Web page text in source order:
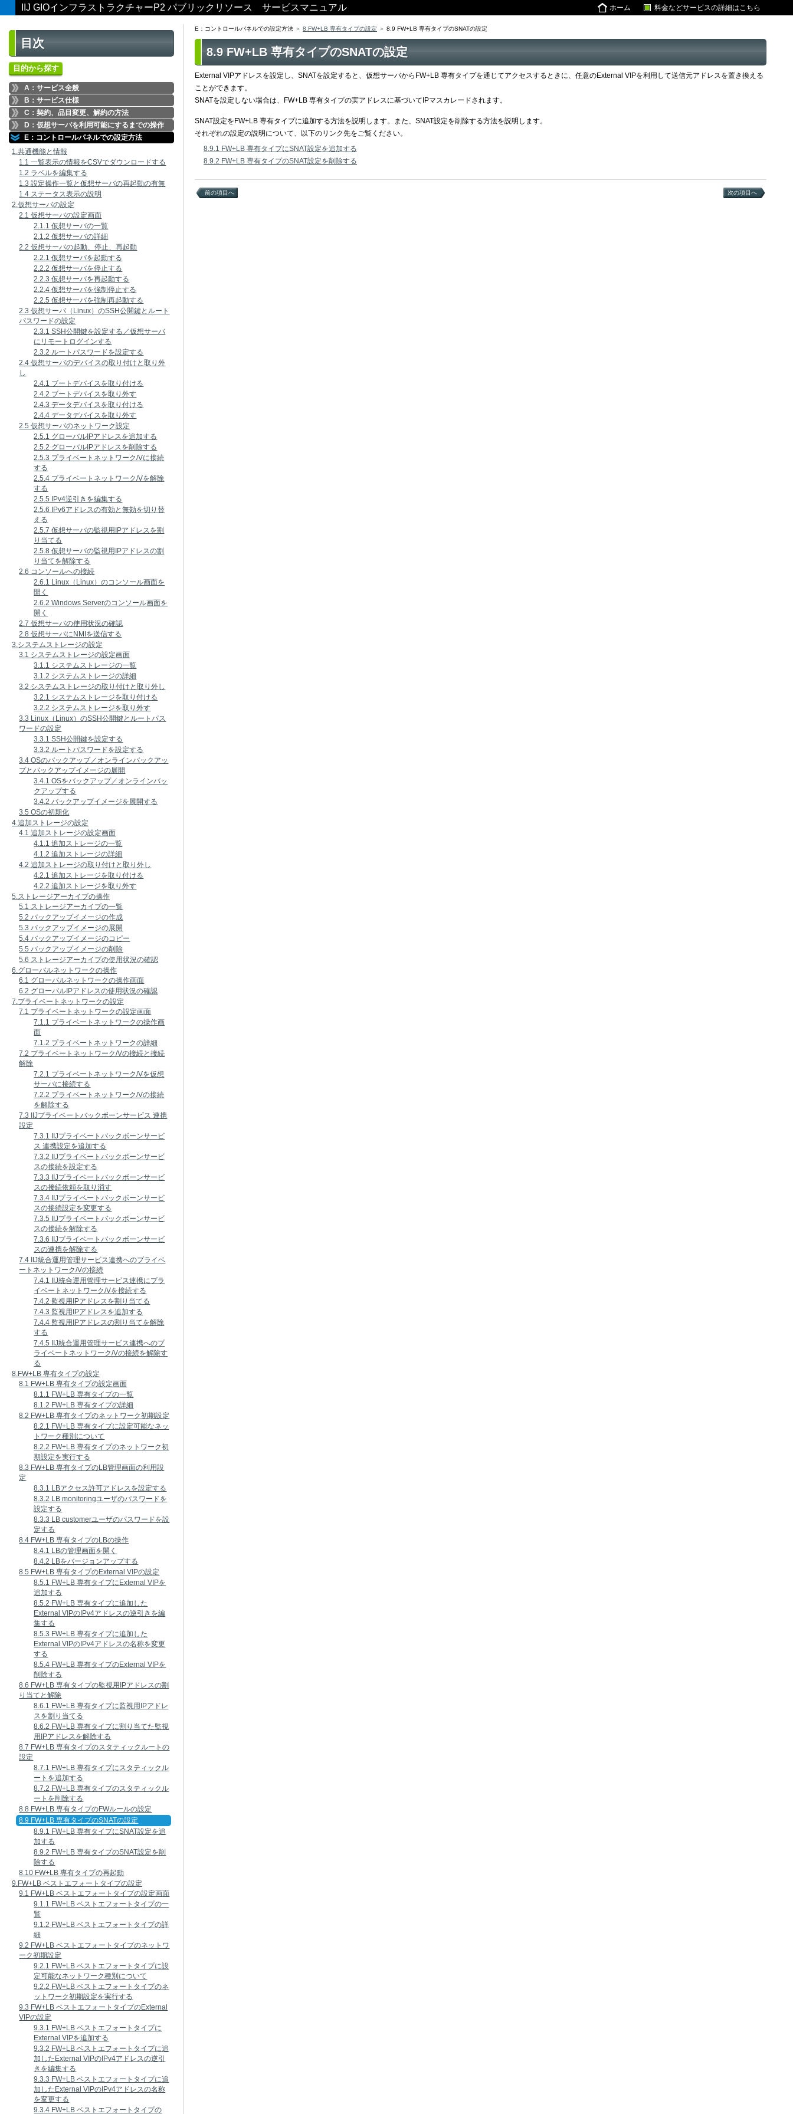
IIJ GIOインフラストラクチャーP2 パブリックリソース サービスマニュアル 料金などサービスの詳細はこちら
ホーム
目次
目的から探す
A：サービス全般
B：サービス仕様
C：契約、品目変更、解約の方法
D：仮想サーバを利用可能にするまでの操作
E：コントロールパネルでの設定方法
1.共通機能と情報
1.1 一覧表示の情報をCSVでダウンロードする
1.2 ラベルを編集する
1.3 設定操作一覧と仮想サーバの再起動の有無
1.4 ステータス表示の説明
2.仮想サーバの設定
2.1 仮想サーバの設定画面
2.1.1 仮想サーバの一覧
2.1.2 仮想サーバの詳細
2.2 仮想サーバの起動、停止、再起動
2.2.1 仮想サーバを起動する
2.2.2 仮想サーバを停止する
2.2.3 仮想サーバを再起動する
2.2.4 仮想サーバを強制停止する
2.2.5 仮想サーバを強制再起動する
2.3 仮想サーバ（Linux）のSSH公開鍵とルート
パスワードの設定
2.3.1 SSH公開鍵を設定する／仮想サーバ
にリモートログインする
2.3.2 ルートパスワードを設定する
2.4 仮想サーバのデバイスの取り付けと取り外
し
2.4.1 ブートデバイスを取り付ける
2.4.2 ブートデバイスを取り外す
2.4.3 データデバイスを取り付ける
2.4.4 データデバイスを取り外す
2.5 仮想サーバのネットワーク設定
2.5.1 グローバルIPアドレスを追加する
2.5.2 グローバルIPアドレスを削除する
2.5.3 プライベートネットワーク/Vに接続
する
2.5.4 プライベートネットワーク/Vを解除
する
2.5.5 IPv4逆引きを編集する
2.5.6 IPv6アドレスの有効と無効を切り替
える
2.5.7 仮想サーバの監視用IPアドレスを割
り当てる
2.5.8 仮想サーバの監視用IPアドレスの割
り当てを解除する
2.6 コンソールへの接続
2.6.1 Linux（Linux）のコンソール画面を
開く
2.6.2 Windows Serverのコンソール画面を
開く
2.7 仮想サーバの使用状況の確認
2.8 仮想サーバにNMIを送信する
3.システムストレージの設定
3.1 システムストレージの設定画面
3.1.1 システムストレージの一覧
3.1.2 システムストレージの詳細
3.2 システムストレージの取り付けと取り外し
3.2.1 システムストレージを取り付ける
3.2.2 システムストレージを取り外す
3.3 Linux（Linux）のSSH公開鍵とルートパス
ワードの設定
3.3.1 SSH公開鍵を設定する
3.3.2 ルートパスワードを設定する
3.4 OSのバックアップ／オンラインバックアッ
プとバックアップイメージの展開
3.4.1 OSをバックアップ／オンラインバッ
クアップする
3.4.2 バックアップイメージを展開する
3.5 OSの初期化
4.追加ストレージの設定
4.1 追加ストレージの設定画面
4.1.1 追加ストレージの一覧
4.1.2 追加ストレージの詳細
4.2 追加ストレージの取り付けと取り外し
4.2.1 追加ストレージを取り付ける
4.2.2 追加ストレージを取り外す
5.ストレージアーカイブの操作
5.1 ストレージアーカイブの一覧
5.2 バックアップイメージの作成
5.3 バックアップイメージの展開
5.4 バックアップイメージのコピー
5.5 バックアップイメージの削除
5.6 ストレージアーカイブの使用状況の確認
6.グローバルネットワークの操作
6.1 グローバルネットワークの操作画面
6.2 グローバルIPアドレスの使用状況の確認
7.プライベートネットワークの設定
7.1 プライベートネットワークの設定画面
7.1.1 プライベートネットワークの操作画
面
7.1.2 プライベートネットワークの詳細
7.2 プライベートネットワーク/Vの接続と接続
解除
7.2.1 プライベートネットワーク/Vを仮想
サーバに接続する
7.2.2 プライベートネットワーク/Vの接続
を解除する
7.3 IIJプライベートバックボーンサービス 連携
設定
7.3.1 IIJプライベートバックボーンサービ
ス 連携設定を追加する
7.3.2 IIJプライベートバックボーンサービ
スの接続を設定する
7.3.3 IIJプライベートバックボーンサービ
スの接続依頼を取り消す
7.3.4 IIJプライベートバックボーンサービ
スの接続設定を変更する
7.3.5 IIJプライベートバックボーンサービ
スの接続を解除する
7.3.6 IIJプライベートバックボーンサービ
スの連携を解除する
7.4 IIJ統合運用管理サービス連携へのプライベ
ートネットワーク/Vの接続
7.4.1 IIJ統合運用管理サービス連携にプラ
イベートネットワーク/Vを接続する
7.4.2 監視用IPアドレスを割り当てる
7.4.3 監視用IPアドレスを追加する
7.4.4 監視用IPアドレスの割り当てを解除
する
7.4.5 IIJ統合運用管理サービス連携へのプ
ライベートネットワーク/Vの接続を解除す
る
8.FW+LB 専有タイプの設定
8.1 FW+LB 専有タイプの設定画面
8.1.1 FW+LB 専有タイプの一覧
8.1.2 FW+LB 専有タイプの詳細
8.2 FW+LB 専有タイプのネットワーク初期設定
8.2.1 FW+LB 専有タイプに設定可能なネッ
トワーク種別について
8.2.2 FW+LB 専有タイプのネットワーク初
期設定を実行する
8.3 FW+LB 専有タイプのLB管理画面の利用設
定
8.3.1 LBアクセス許可アドレスを設定する
8.3.2 LB monitoringユーザのパスワードを
設定する
8.3.3 LB customerユーザのパスワードを設
定する
8.4 FW+LB 専有タイプのLBの操作
8.4.1 LBの管理画面を開く
8.4.2 LBをバージョンアップする
8.5 FW+LB 専有タイプのExternal VIPの設定
8.5.1 FW+LB 専有タイプにExternal VIPを
追加する
8.5.2 FW+LB 専有タイプに追加した
External VIPのIPv4アドレスの逆引きを編
集する
8.5.3 FW+LB 専有タイプに追加した
External VIPのIPv4アドレスの名称を変更
する
8.5.4 FW+LB 専有タイプのExternal VIPを
削除する
8.6 FW+LB 専有タイプの監視用IPアドレスの割
り当てと解除
8.6.1 FW+LB 専有タイプに監視用IPアドレ
スを割り当てる
8.6.2 FW+LB 専有タイプに割り当てた監視
用IPアドレスを解除する
8.7 FW+LB 専有タイプのスタティックルートの
設定
8.7.1 FW+LB 専有タイプにスタティックル
ートを追加する
8.7.2 FW+LB 専有タイプのスタティックル
ートを削除する
8.8 FW+LB 専有タイプのFWルールの設定
8.9 FW+LB 専有タイプのSNATの設定
8.9.1 FW+LB 専有タイプにSNAT設定を追
加する
8.9.2 FW+LB 専有タイプのSNAT設定を削
除する
8.10 FW+LB 専有タイプの再起動
9.FW+LB ベストエフォートタイプの設定
9.1 FW+LB ベストエフォートタイプの設定画面
9.1.1 FW+LB ベストエフォートタイプの一
覧
9.1.2 FW+LB ベストエフォートタイプの詳
細
9.2 FW+LB ベストエフォートタイプのネットワ
ーク初期設定
9.2.1 FW+LB ベストエフォートタイプに設
定可能なネットワーク種別について
9.2.2 FW+LB ベストエフォートタイプのネ
ットワーク初期設定を実行する
9.3 FW+LB ベストエフォートタイプのExternal
VIPの設定
9.3.1 FW+LB ベストエフォートタイプに
External VIPを追加する
9.3.2 FW+LB ベストエフォートタイプに追
加したExternal VIPのIPv4アドレスの逆引
きを編集する
9.3.3 FW+LB ベストエフォートタイプに追
加したExternal VIPのIPv4アドレスの名称
を変更する
9.3.4 FW+LB ベストエフォートタイプの
E：コントロールパネルでの設定方法 8.FW+LB 専有タイプの設定 8.9 FW+LB 専有タイプのSNATの設定
8.9 FW+LB 専有タイプのSNATの設定
External VIPアドレスを設定し、SNATを設定すると、仮想サーバからFW+LB 専有タイプを通じてアクセスするときに、任意のExternal VIPを利用して送信元アドレスを置き換える
ことができます。
SNATを設定しない場合は、FW+LB 専有タイプの実アドレスに基づいてIPマスカレードされます。
SNAT設定をFW+LB 専有タイプに追加する方法を説明します。また、SNAT設定を削除する方法を説明します。
それぞれの設定の説明について、以下のリンク先をご覧ください。
8.9.1 FW+LB 専有タイプにSNAT設定を追加する
8.9.2 FW+LB 専有タイプのSNAT設定を削除する
前の項目へ 次の項目へ